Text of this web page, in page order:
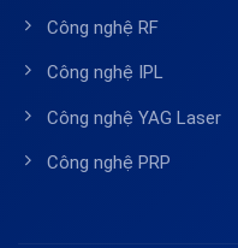
Công nghệ RF
Công nghệ IPL
Công nghệ YAG Laser
Công nghệ PRP